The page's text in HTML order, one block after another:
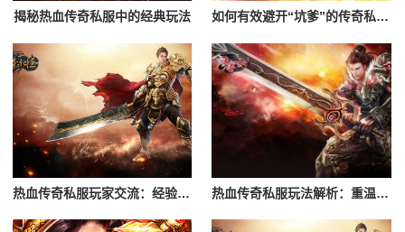
揭秘热血传奇私服中的经典玩法 如何有效避开“坑爹”的传奇私服？辨别黑心服务器的指南
热血传奇私服玩家交流：经验分享与心得 热血传奇私服玩法解析：重温经典游戏体验